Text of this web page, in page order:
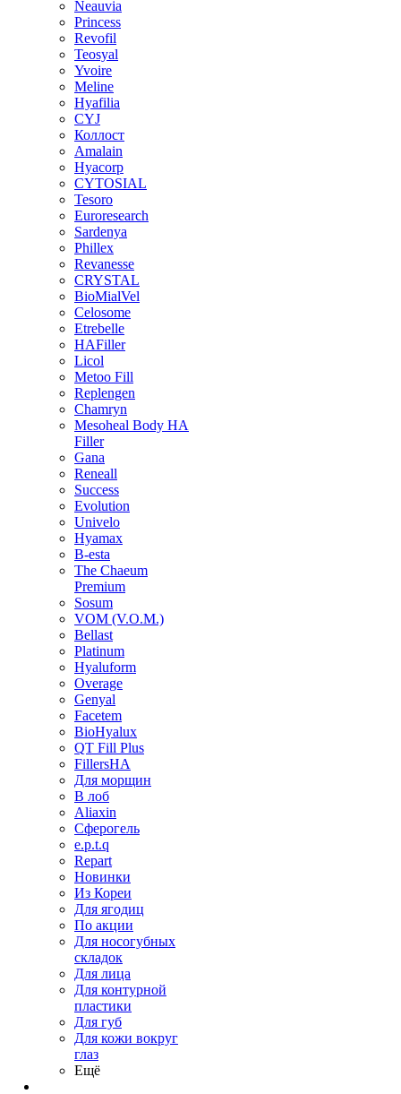
Neauvia
Princess
Revofil
Teosyal
Yvoire
Meline
Hyafilia
CYJ
Коллост
Amalain
Hyacorp
CYTOSIAL
Tesoro
Euroresearch
Sardenya
Phillex
Revanesse
CRYSTAL
BioMialVel
Celosome
Etrebelle
HAFiller
Licol
Metoo Fill
Replengen
Chamryn
Mesoheal Body HA
Filler
Gana
Reneall
Success
Evolution
Univelo
Hyamax
B-esta
The Chaeum
Premium
Sosum
VOM (V.O.M.)
Bellast
Platinum
Hyaluform
Overage
Genyal
Facetem
BioHyalux
QT Fill Plus
FillersHA
Для морщин
В лоб
Aliaxin
Сферогель
e.p.t.q
Repart
Новинки
Из Кореи
Для ягодиц
По акции
Для носогубных
складок
Для лица
Для контурной
пластики
Для губ
Для кожи вокруг
глаз
Ещё